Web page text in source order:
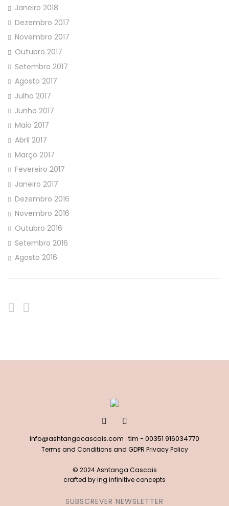
Janeiro 2018
Dezembro 2017
Novembro 2017
Outubro 2017
Setembro 2017
Agosto 2017
Julho 2017
Junho 2017
Maio 2017
Abril 2017
Março 2017
Fevereiro 2017
Janeiro 2017
Dezembro 2016
Novembro 2016
Outubro 2016
Setembro 2016
Agosto 2016
info@ashtangacascais.com · tlm - 00351 916034770
Terms and Conditions and GDPR Privacy Policy
© 2024 Ashtanga Cascais
crafted bying infinitive concepts
SUBSCREVER NEWSLETTER